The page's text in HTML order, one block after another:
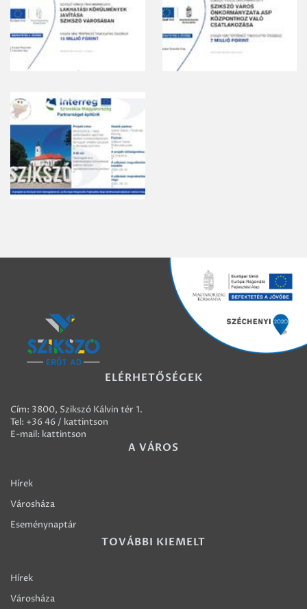
ELÉRHETŐSÉGEK
Cím: 3800, Szikszó Kálvin tér 1.
Tel: +36 46 / kattintson
E-mail: kattintson
A VÁROS
Hírek
Városháza
Eseménynaptár
TOVÁBBI KIEMELT
Hírek
Városháza